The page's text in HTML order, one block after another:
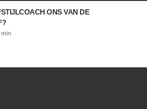
ONS VAN DE
min